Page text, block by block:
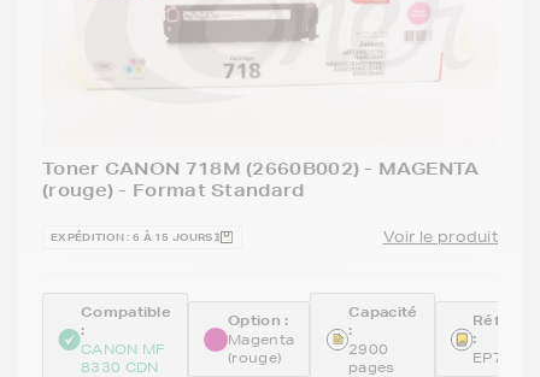
Toner CANON 718M (2660B002) - MAGENTA
(rouge) - Format Standard
EXPÉDITION : 6 À 15 JOURS Voir le produit
Compatible
:
CANON MF
8330 CDN
Option :
Magenta
(rouge)
Capacité
:
2900
pages
:
EP718M